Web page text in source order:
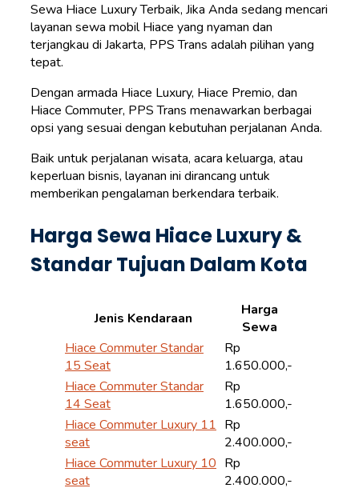
Sewa Hiace Luxury Terbaik, Jika Anda sedang mencari
layanan sewa mobil Hiace yang nyaman dan
terjangkau di Jakarta, PPS Trans adalah pilihan yang
tepat.
Dengan armada Hiace Luxury, Hiace Premio, dan
Hiace Commuter, PPS Trans menawarkan berbagai
opsi yang sesuai dengan kebutuhan perjalanan Anda.
Baik untuk perjalanan wisata, acara keluarga, atau
keperluan bisnis, layanan ini dirancang untuk
memberikan pengalaman berkendara terbaik.
Harga Sewa Hiace Luxury &
Standar Tujuan Dalam Kota
Jenis Kendaraan
Harga
Sewa
Hiace Commuter Standar
15 Seat
Rp
1.650.000,-
Hiace Commuter Standar
14 Seat
Rp
1.650.000,-
Hiace Commuter Luxury 11
seat
Rp
2.400.000,-
Hiace Commuter Luxury 10
seat
Rp
2.400.000,-